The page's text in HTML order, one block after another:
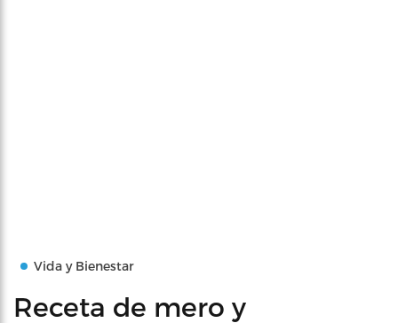
Vida y Bienestar
Receta de mero y